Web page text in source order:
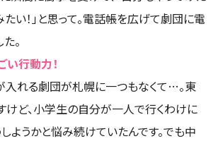
たい！」と思って。電話帳を広げて劇団に電
。
い行動力！
入れる劇団が札幌に一つもなくて…。東
けど、小学生の自分が一人で行くわけに
ようかと悩み続けていたんです。でも中